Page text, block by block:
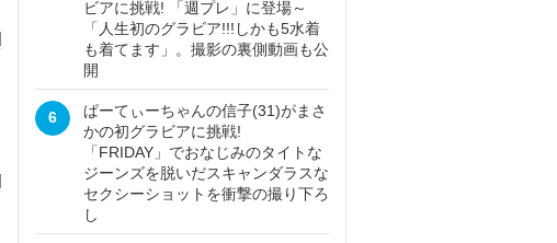
ビアに挑戦! 「週プレ」に登場～
「人生初のグラビア!!!しかも5水着
も着てます」。撮影の裏側動画も公
開
6
ぱーてぃーちゃんの信子(31)がまさ
かの初グラビアに挑戦!
「FRIDAY」でおなじみのタイトな
ジーンズを脱いだスキャンダラスな
セクシーショットを衝撃の撮り下ろ
し